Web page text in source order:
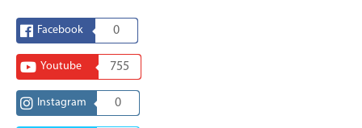
Facebook 0
Youtube 755
Instagram 0